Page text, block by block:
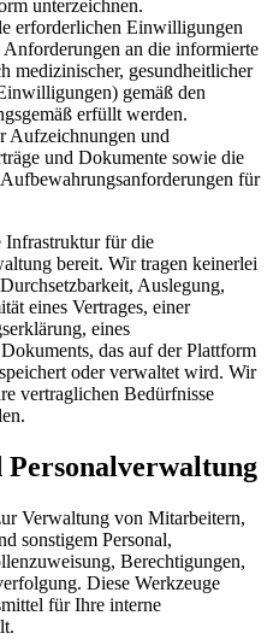
unterzeichnen.
erforderlichen Einwilligungen
an die informierte
medizinischer, gesundheitlicher
gemäß den
erfüllt werden.
Aufzeichnungen und
und Dokumente sowie die
für
Infrastruktur für die
bereit. Wir tragen keinerlei
Auslegung,
eines Vertrages, einer
eines
das auf der Plattform
oder verwaltet wird. Wir
vertraglichen Bedürfnisse
Verwaltung von Mitarbeitern,
sonstigem Personal,
Berechtigungen,
Diese Werkzeuge
für Ihre interne